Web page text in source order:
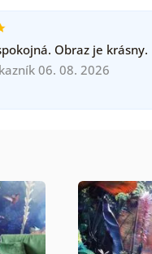
Obraz je krásny.
06. 08. 2026